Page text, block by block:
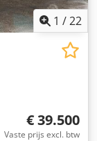
1 /22
€ 39.500
Vaste prijs excl. btw